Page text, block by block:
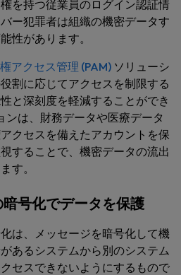
を持つ従業員のログイン認証情
ー犯罪者は組織の機密データす
性があります。
アクセス管理 (PAM) ソリューシ
割に応じてアクセスを制限する
と深刻度を軽減することができ
ンは、財務データや医療データ
クセスを備えたアカウントを保
することで、機密データの流出
す。
号化でデータを保護
は、メッセージを暗号化して機
あるシステムから別のシステム
セスできないようにするもので